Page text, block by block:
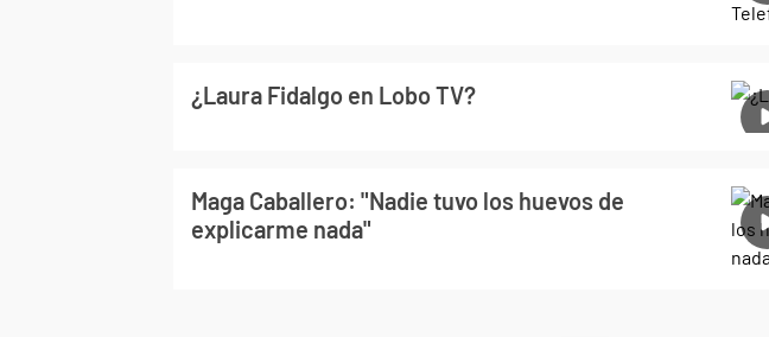
¿Laura Fidalgo en Lobo TV?
Maga Caballero: "Nadie tuvo los huevos de
explicarme nada"